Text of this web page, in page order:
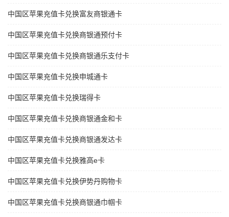
中国区苹果充值卡兑换富友商银通卡
中国区苹果充值卡兑换商银通预付卡
中国区苹果充值卡兑换商银通乐支付卡
中国区苹果充值卡兑换申城通卡
中国区苹果充值卡兑换瑞得卡
中国区苹果充值卡兑换商银通金和卡
中国区苹果充值卡兑换商银通发达卡
中国区苹果充值卡兑换雅高e卡
中国区苹果充值卡兑换伊势丹购物卡
中国区苹果充值卡兑换商银通巾帼卡